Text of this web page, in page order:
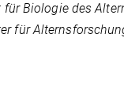
Biologie des
für